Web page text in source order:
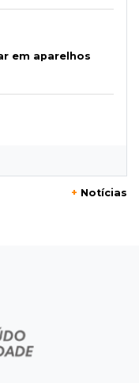
em aparelhos
perde
+ Notícias